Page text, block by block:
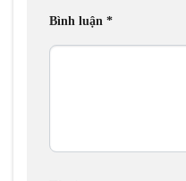
Bình luận *